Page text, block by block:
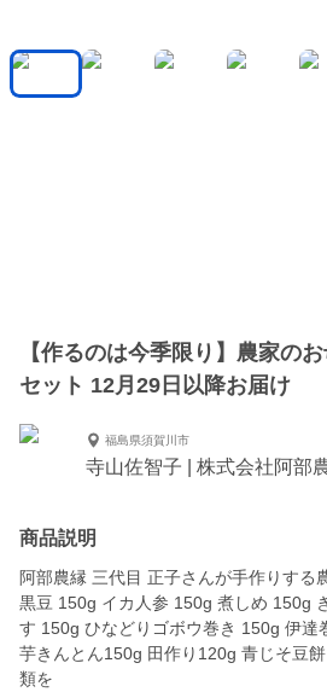
【作るのは今季限り】農家の
セット 12月29日以降お届け
福島県須賀川市
寺山佐智子 | 株式会社阿部
商品説明
阿部農縁 三代目 正子さんが手作りする
黒豆 150g イカ人参 150g 煮しめ 150g
す 150g ひなどりゴボウ巻き 150g 伊達
芋きんとん150g 田作り120g 青じそ豆
類を